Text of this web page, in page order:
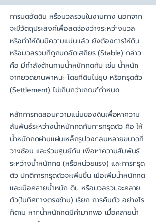
การบดอัดดิน หรือมวลรวมในงานทาง นอกจาก
จะมีวัตถุประสงค์เพื่อลดช่องว่างระหว่างมวล
หรือทำให้ดินมีความแน่นแล้ว ยังต้องการให้ดิน
หรือมวลรวมที่ถูกบดอัดเสถียร (Stable) กล่าว
คือ มีกำลังต้านทานน้ำหนักกดทับ เช่น น้ำหนัก
จากยวดยานพาหนะ โดยที่ดินไม่ยุบ หรือทรุดตัว
(Settlement) ไม่เกินกว่าเกณฑ์กำหนด
หลักการทดสอบความแน่นของดินเพื่อหาความ
สัมพันธ์ระหว่างน้ำหนักกดกับการทรุดตัว คือ ให้
น้ำหนักกดผ่านแผ่นเหล็กรูปวงกลมหลายขนาดที่
วางซ้อน และร่วมศูนย์กัน เพื่อหาความสัมพันธ์
ระหว่างน้ำหนักกด (หรือหน่วยแรง) และการทรุด
ตัว ปกติการทรุดตัวจะเพิ่มขึ้น เมื่อเพิ่มน้ำหนักกด
และเมื่อคลายน้ำหนัก ดิน หรือมวลรวมจะคลาย
ตัว(ในทิศทางตรงข้าม) เรียก การคืนตัว อย่างไร
ก็ตาม หากน้ำหนักกดมีค่ามากพอ เมื่อคลายน้ำ